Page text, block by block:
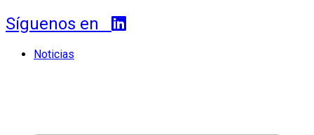
Síguenos en
Noticias